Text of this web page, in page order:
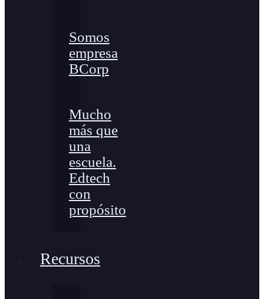
Somos
empresa
BCorp
Mucho
más que
una
escuela.
Edtech
con
propósito
Recursos